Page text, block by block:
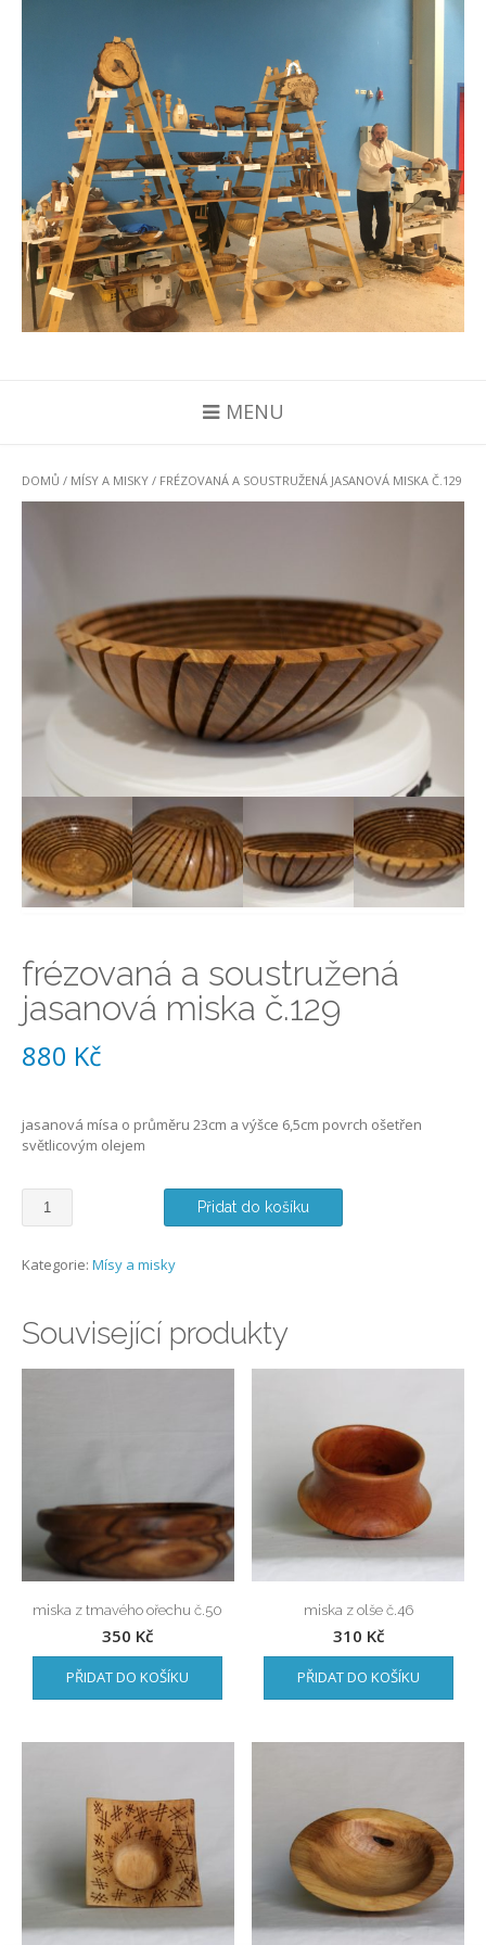
MENU
DOMŮ / MÍSY A MISKY / FRÉZOVANÁ A SOUSTRUŽENÁ JASANOVÁ MISKA Č.129
frézovaná a soustružená
jasanová miska č.129
880 Kč
jasanová mísa o průměru 23cm a výšce 6,5cm povrch ošetřen
světlicovým olejem
frézovaná
jasanová
miska
množství
Přidat do košíku
Kategorie: Mísy a misky
Související produkty
miska z tmavého ořechu č.50
350 Kč
PŘIDAT DO KOŠÍKU
miska z olše č.46
310 Kč
PŘIDAT DO KOŠÍKU